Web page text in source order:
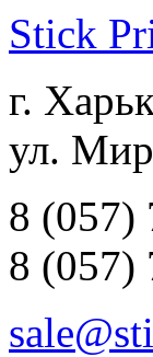
Stick
г.
ул.
8 (057)
8 (057)